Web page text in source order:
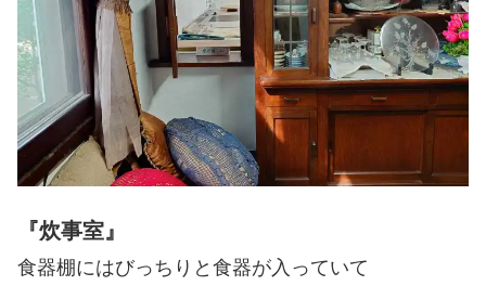
『炊事室』
食器棚にはびっちりと食器が入っていて